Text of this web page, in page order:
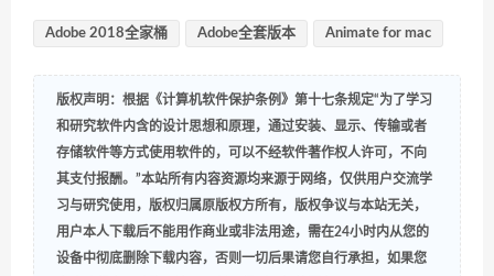
Adobe 2018全家桶 Adobe全套版本 Animate for mac
版权声明：根据《计算机软件保护条例》第十七条规定“为了学习
和研究软件内含的设计思想和原理，通过安装、显示、传输或者
存储软件等方式使用软件的，可以不经软件著作权人许可，不向
其支付报酬。”本站所有内容资源均来源于网络，仅供用户交流学
习与研究使用，版权归属原版权方所有，版权争议与本站无关，
用户本人下载后不能用作商业或非法用途，需在24小时内从您的
设备中彻底删除下载内容，否则一切后果请您自行承担，如果您